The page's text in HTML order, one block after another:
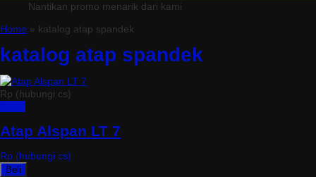
Nantikan promo menarik dari kami
Home » katalog atap spandek
katalog atap spandek
Rp (hubungi cs)
Atap Alspan LT 7
Rp (hubungi cs)
Beli